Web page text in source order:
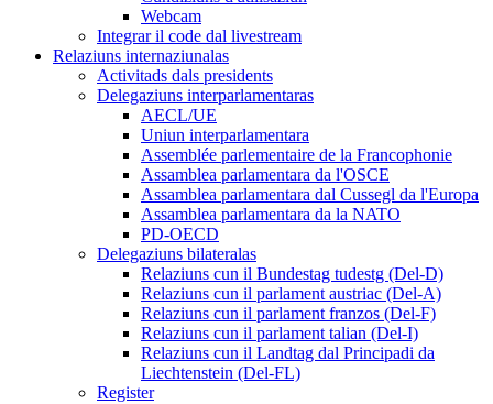
Webcam
Integrar il code dal livestream
Relaziuns internaziunalas
Activitads dals presidents
Delegaziuns interparlamentaras
AECL/UE
Uniun interparlamentara
Assemblée parlementaire de la Francophonie
Assamblea parlamentara da l'OSCE
Assamblea parlamentara dal Cussegl da l'Europa
Assamblea parlamentara da la NATO
PD-OECD
Delegaziuns bilateralas
Relaziuns cun il Bundestag tudestg (Del-D)
Relaziuns cun il parlament austriac (Del-A)
Relaziuns cun il parlament franzos (Del-F)
Relaziuns cun il parlament talian (Del-I)
Relaziuns cun il Landtag dal Principadi da
Liechtenstein (Del-FL)
Register